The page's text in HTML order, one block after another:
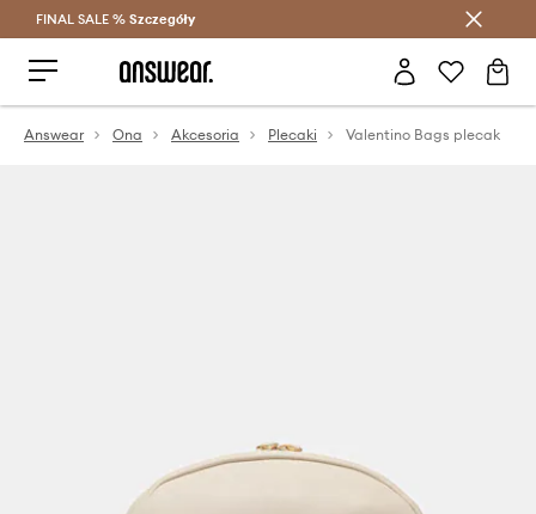
Oszczędzaj z Answear Club >
FINAL SALE % Szczegóły
Answear Ona Akcesoria Plecaki Valentino Bags plecak